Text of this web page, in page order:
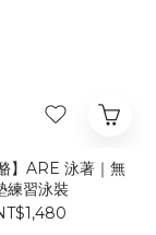
】ARE 泳著｜無
練習泳裝